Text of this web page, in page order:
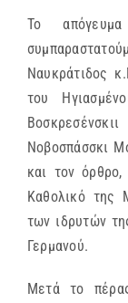
Το
Ναυκράτιδος
του
Νοβοσπάσσκι
και τον
Καθολικό της
των ιδρυτών
Γερμανού.
Μετά το